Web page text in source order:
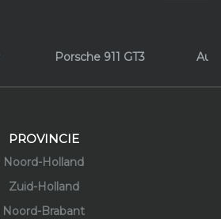
Porsche 911 GT3
PROVINCIE
Noord-Holland
Zuid-Holland
Noord-Brabant